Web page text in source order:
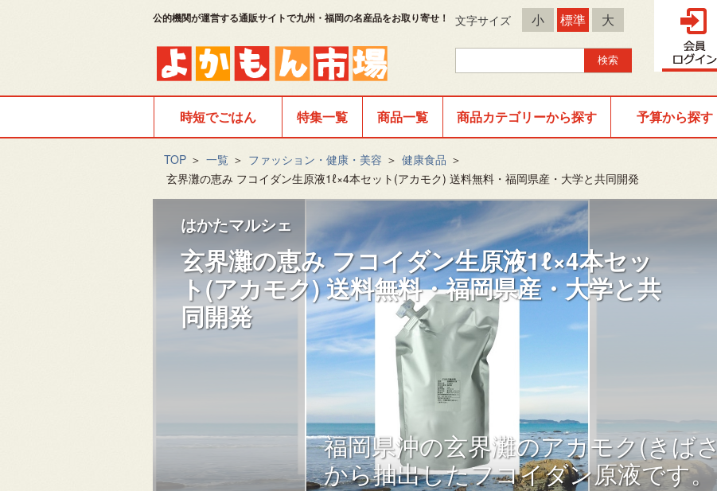
公的機関が運営する通販サイトで九州・福岡の名産品をお取り寄せ！ 文字サイズ 小 標準 大
時短でごはん 特集一覧 商品一覧 商品カテゴリーから探す 予算から探す
TOP ＞ 一覧 ＞ ファッション・健康・美容 ＞ 健康食品 ＞
玄界灘の恵み フコイダン生原液1ℓ×4本セット(アカモク) 送料無料・福岡県産・大学と共同開発
福岡県沖の玄界灘のアカモク(きば
から抽出したフコイダン原液です。
はかたマルシェ
玄界灘の恵み フコイダン生原液1ℓ×4本セッ
ト(アカモク) 送料無料・福岡県産・大学と共
同開発